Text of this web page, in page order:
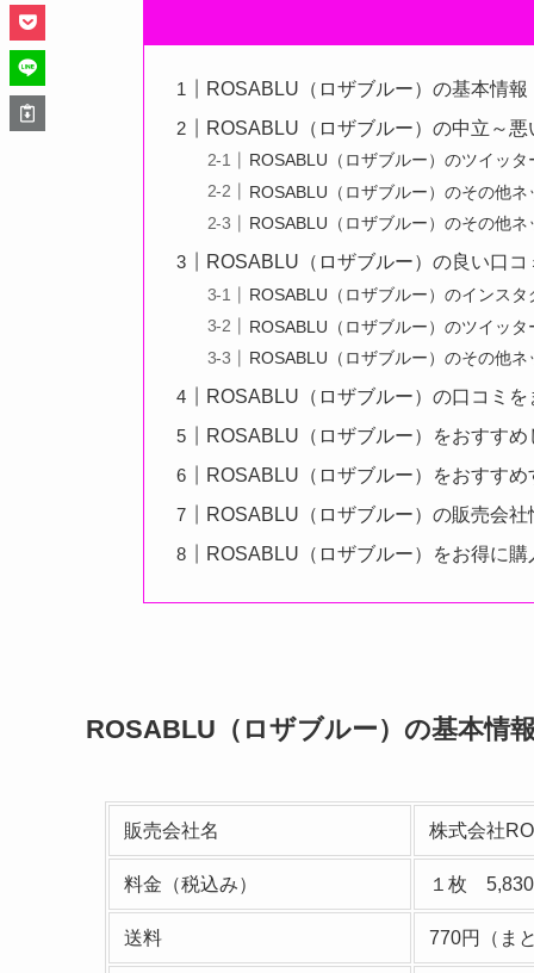
ROSABLU（ロザブルー）の基本情報
ROSABLU（ロザブルー）の中立～悪
ROSABLU（ロザブルー）のツイッ
ROSABLU（ロザブルー）のその他
ROSABLU（ロザブルー）のその他
ROSABLU（ロザブルー）の良い口コ
ROSABLU（ロザブルー）のインス
ROSABLU（ロザブルー）のツイッ
ROSABLU（ロザブルー）のその他
ROSABLU（ロザブルー）の口コミ
ROSABLU（ロザブルー）をおすすめ
ROSABLU（ロザブルー）をおすすめ
ROSABLU（ロザブルー）の販売会社
ROSABLU（ロザブルー）をお得に購
ROSABLU（ロザブルー）の基本情
販売会社名 株式会社
料金（税込み） １枚
送料 770円（ま